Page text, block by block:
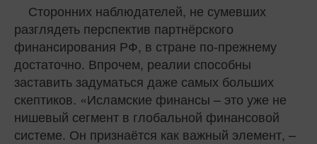
Сторонних наблюдателей, не сумевших
разглядеть перспектив партнёрского
финансирования РФ, в стране по-прежнему
достаточно. Впрочем, реалии способны
заставить задуматься даже самых больших
скептиков. «Исламские финансы – это уже не
нишевый сегмент в глобальной финансовой
системе. Он признаётся как важный элемент, –